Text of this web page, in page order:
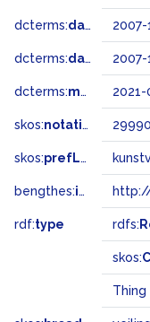
dcterms:dateAccepted 2007-
dcterms:dateSubmitted 2007-
dcterms:modified 2021-
skos:notation 29990
skos:prefLabel
bengthes:inSet
rdf:type rdfs:
skos:
Thing